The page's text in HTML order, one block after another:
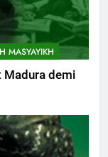
Hari
Memetik
Ketakwaan
MASYAYIKH
Madura demi